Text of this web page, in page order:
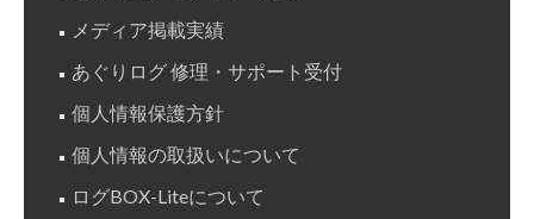
メディア掲載実績
あぐりログ 修理・サポート受付
個人情報保護方針
個人情報の取扱いについて
ログBOX-Liteについて